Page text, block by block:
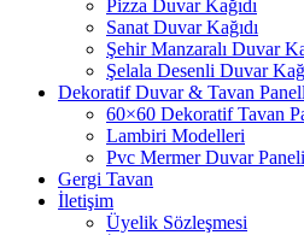
Pizza Duvar Kağıdı
Sanat Duvar Kağıdı
Şehir Manzaralı Duvar
Şelala Desenli Duvar
Dekoratif Duvar & Tavan
60×60 Dekoratif Tavan
Lambiri Modelleri
Pvc Mermer Duvar Paneli
Gergi Tavan
İletişim
Üyelik Sözleşmesi